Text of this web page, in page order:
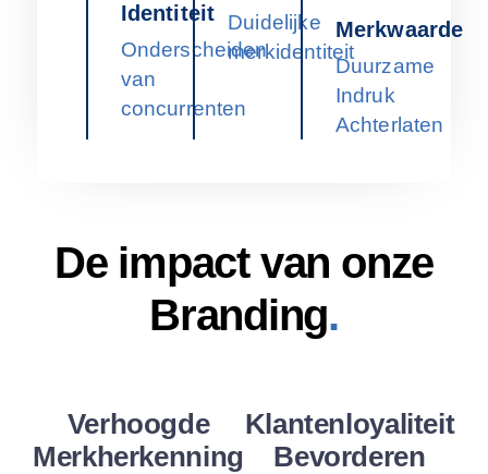
Identiteit
Onderscheiden
van
concurrenten
Duidelijke
merkidentiteit
Merkwaarde
Duurzame
Indruk
Achterlaten
De impact van onze
Branding.
Verhoogde
Merkherkenning
Klantenloyaliteit
Bevorderen